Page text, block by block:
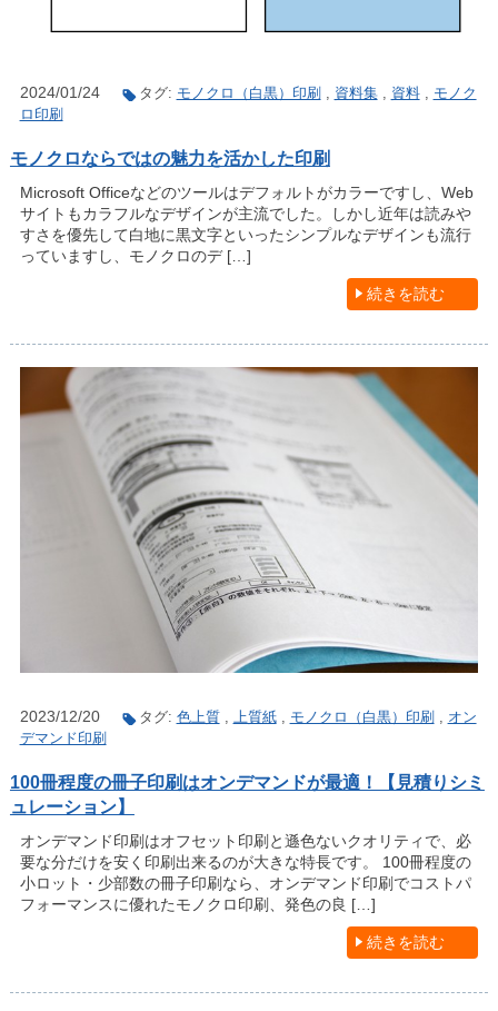
2024/01/24 タグ: モノクロ（白黒）印刷 資料集, 資料, モノク
ロ印刷
モノクロならではの魅力を活かした印刷
Microsoft Officeなどのツールはデフォルトがカラーですし、Web
サイトもカラフルなデザインが主流でした。しかし近年は読みや
すさを優先して白地に黒文字といったシンプルなデザインも流行
っていますし、モノクロのデ […]
続きを読む
2023/12/20 タグ: 色上質, 上質紙, モノクロ（白黒）印刷 , オン
デマンド印刷
100冊程度の冊子印刷はオンデマンドが最適！【見積りシミ
ュレーション】
オンデマンド印刷はオフセット印刷と遜色ないクオリティで、必
要な分だけを安く印刷出来るのが大きな特長です。 100冊程度の
小ロット・少部数の冊子印刷なら、オンデマンド印刷でコストパ
フォーマンスに優れたモノクロ印刷、発色の良 […]
続きを読む